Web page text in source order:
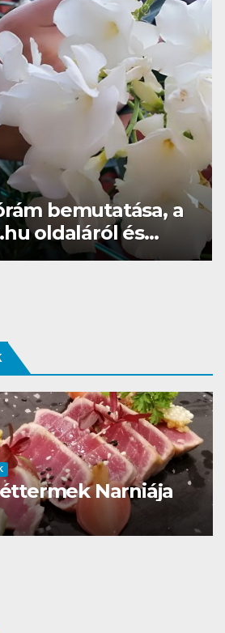
Egy karóra
ezt a mondás…
to table étterem